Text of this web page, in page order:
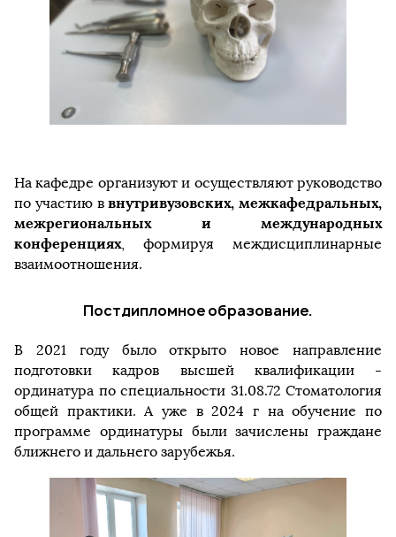
На кафедре организуют и осуществляют руководство
по участию ввнутривузовских, межкафедральных,
межрегиональных и международных
конференциях, формируя междисциплинарные
взаимоотношения.
Постдипломное образование.
В 2021 году было открыто новое направление
подготовки кадров высшей квалификации -
ординатура по специальности 31.08.72 Стоматология
общей практики. А уже в 2024 г на обучение по
программе ординатуры были зачислены граждане
ближнего и дальнего зарубежья.